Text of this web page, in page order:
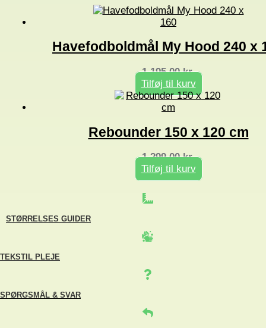
Havefodboldmål My Hood 240 x
1.195,00kr.
Tilføj til kurv
Rebounder 150 x 120 cm
1.299,00kr.
Tilføj til kurv
STØRRELSES GUIDER
TEKSTIL PLEJE
SPØRGSMÅL & SVAR